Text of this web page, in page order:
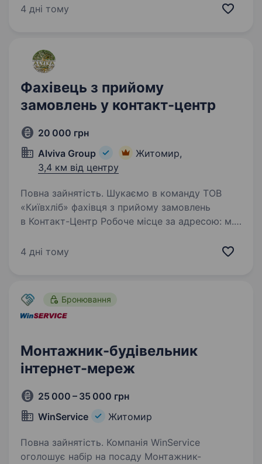
матеріалів та виконання будівельних робіт.
на будівельних об'єктах…
4 дні тому
Фахівець з прийому
замовлень у контакт-центр
20 000 грн
Alviva Group
Житомир,
3,4 км від центру
Повна зайнятість. Шукаємо в команду ТОВ
«Київхліб» фахівця з прийому замовлень
в Контакт-Центр Робоче місце за адресою: м.
на тиждень, з 12:00 до 20:00, вихідні — 2 дні,
4 дні тому
Бронювання
Монтажник-будівельник
інтернет-мереж
25 000 – 35 000 грн
WinService
Житомир
Повна зайнятість. Компанія WinService
оголошує набір на посаду Монтажник-